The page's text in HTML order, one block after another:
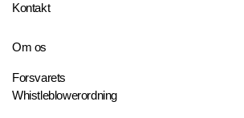
Kontakt
Om os
Forsvarets
Whistleblowerordning